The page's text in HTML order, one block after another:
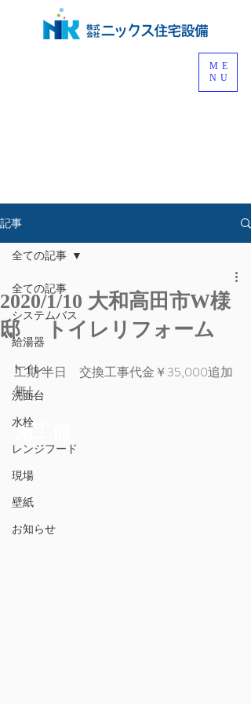
ME
NU
記事
全ての記事
システムバス
給湯器
トイレ
洗面台
水栓
レンジフード
現場
壁紙
お知らせ
全ての記事
2020/1/10 大和高田市W様
邸 トイレリフォーム
工期 半日　交換工事代金￥35,000追加
無し
施工前